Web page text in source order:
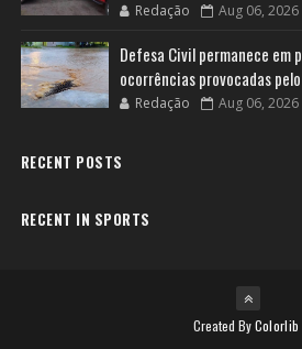
Redação Aug 06, 2026
Defesa Civil permanece
ocorrências provocadas
Redação Aug 06, 2026
RECENT POSTS
RECENT IN SPORTS
Created ByColorlib